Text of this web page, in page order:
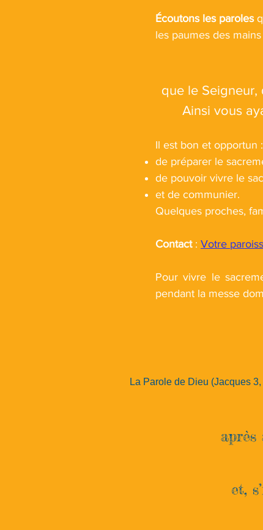
Écoutons les paroles
les paumes des
que le Seigneur,
Ainsi vous
Il est bon et opportun :
de préparer le
de pouvoir vivre le
et de communier.
Quelques proches,
Contact: Votre
Pour vivre le
pendant la messe
La Parole de Dieu (Jacques
après
et,